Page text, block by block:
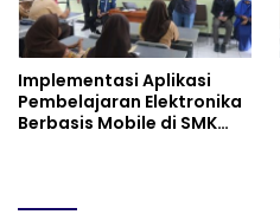
Implementasi Aplikasi
Pembelajaran Elektronika
Berbasis Mobile di SMK